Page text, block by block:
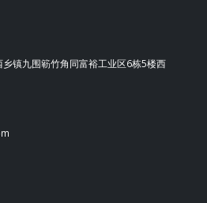
镇九围簕竹角同富裕工业区6栋5楼西